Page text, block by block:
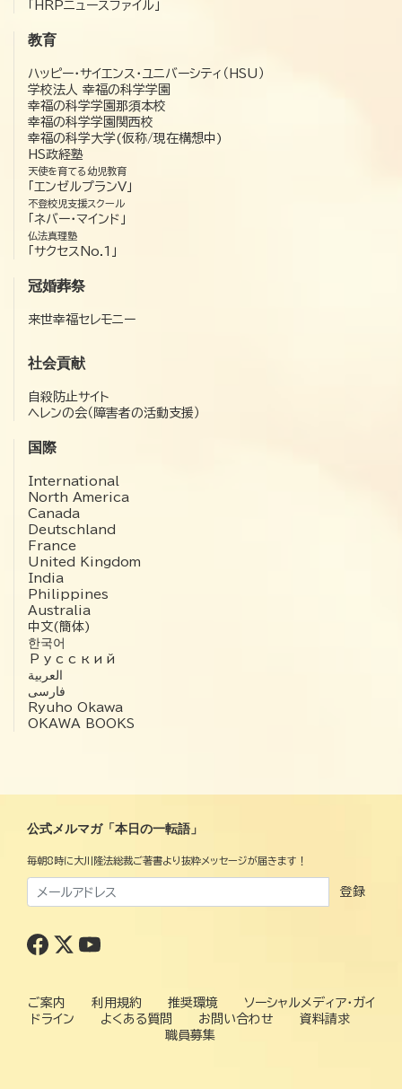
「HRPニュースファイル」
教育
ハッピー・サイエンス・ユニバーシティ（HSU）
学校法人 幸福の科学学園
幸福の科学学園那須本校
幸福の科学学園関西校
幸福の科学大学(仮称/現在構想中)
HS政経塾
天使を育てる幼児教育
「エンゼルプランV」
不登校児支援スクール
「ネバー・マインド」
仏法真理塾
「サクセスNo.1」
冠婚葬祭
来世幸福セレモニー
社会貢献
自殺防止サイト
ヘレンの会（障害者の活動支援）
国際
International
North America
Canada
Deutschland
France
United Kingdom
India
Philippines
Australia
中文(簡体)
한국어
Русский
العربية‏
فارسی
Ryuho Okawa
OKAWA BOOKS
公式メルマガ「本日の一転語」
毎朝8時に大川隆法総裁ご著書より抜粋メッセージが届きます！
登録
ご案内 利用規約 推奨環境
ソーシャルメディア・ガイ
ドライン
よくある質問 お問い合わせ
資料請求
職員募集